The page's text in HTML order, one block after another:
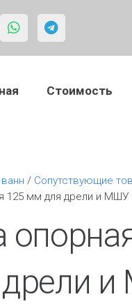
Стоимость
/ Сопутствующие
125 мм для дрели и МШУ